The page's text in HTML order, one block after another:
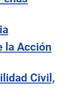
la Acción
Civil,